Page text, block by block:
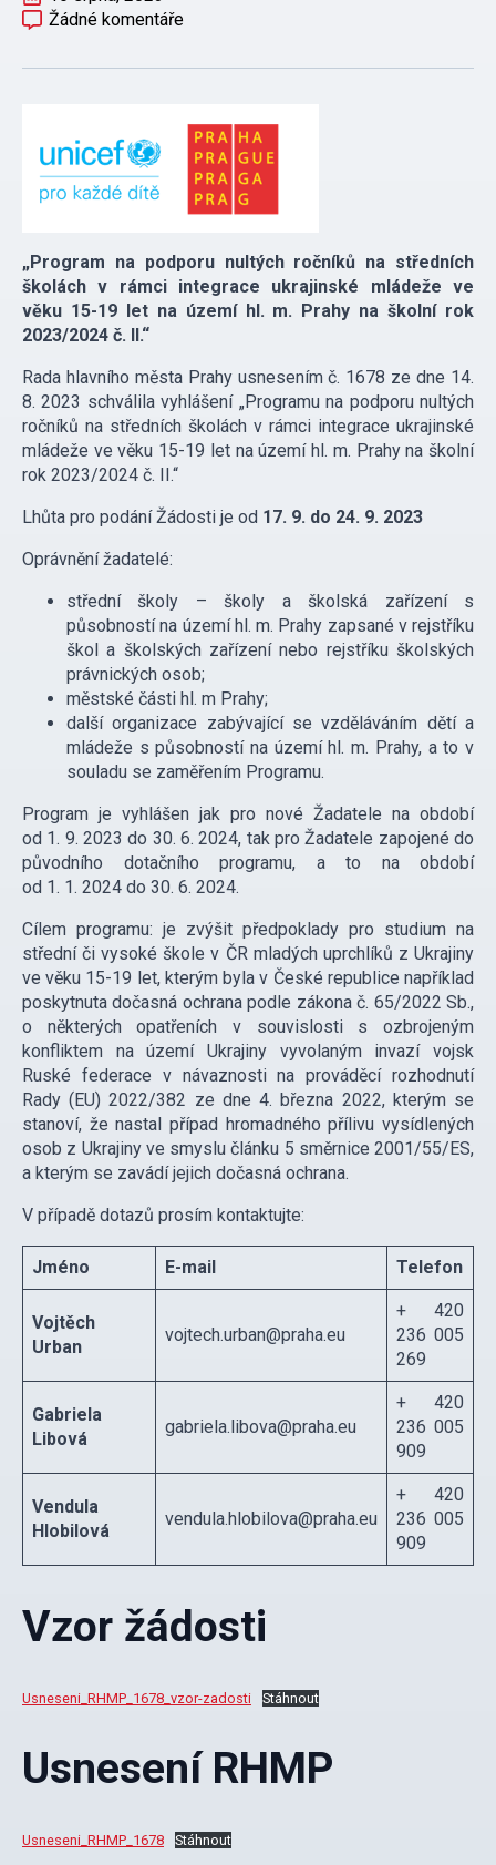
Žádné komentáře
„Program na podporu nultých ročníků na středních
školách v rámci integrace ukrajinské mládeže ve
věku 15-19 let na území hl. m. Prahy na školní rok
2023/2024 č. II.“
Rada hlavního města Prahy usnesením č. 1678 ze dne 14.
8. 2023 schválila vyhlášení „Programu na podporu nultých
ročníků na středních školách v rámci integrace ukrajinské
mládeže ve věku 15-19 let na území hl. m. Prahy na školní
rok 2023/2024 č. II.“
Lhůta pro podání Žádosti je od 17. 9. do 24. 9. 2023
Oprávnění žadatelé:
střední školy – školy a školská zařízení s
působností na území hl. m. Prahy zapsané v rejstříku
škol a školských zařízení nebo rejstříku školských
právnických osob;
městské části hl. m Prahy;
další organizace zabývající se vzděláváním dětí a
mládeže s působností na území hl. m. Prahy, a to v
souladu se zaměřením Programu.
Program je vyhlášen jak pro nové Žadatele na období
od 1. 9. 2023 do 30. 6. 2024, tak pro Žadatele zapojené do
původního dotačního programu, a to na období
od 1. 1. 2024 do 30. 6. 2024.
Cílem programu: je zvýšit předpoklady pro studium na
střední či vysoké škole v ČR mladých uprchlíků z Ukrajiny
ve věku 15-19 let, kterým byla v České republice například
poskytnuta dočasná ochrana podle zákona č. 65/2022 Sb.,
o některých opatřeních v souvislosti s ozbrojeným
konfliktem na území Ukrajiny vyvolaným invazí vojsk
Ruské federace v návaznosti na prováděcí rozhodnutí
Rady (EU) 2022/382 ze dne 4. března 2022, kterým se
stanoví, že nastal případ hromadného přílivu vysídlených
osob z Ukrajiny ve smyslu článku 5 směrnice 2001/55/ES,
a kterým se zavádí jejich dočasná ochrana.
V případě dotazů prosím kontaktujte:
Jméno E-mail Telefon
Vojtěch
Urban
vojtech.urban@praha.eu
+ 420
236 005
269
Gabriela
Libová
gabriela.libova@praha.eu
+ 420
236 005
909
Vendula
Hlobilová
vendula.hlobilova@praha.eu
+ 420
236 005
909
Vzor žádosti
Usneseni_RHMP_1678_vzor-zadosti Stáhnout
Usnesení RHMP
Usneseni_RHMP_1678 Stáhnout